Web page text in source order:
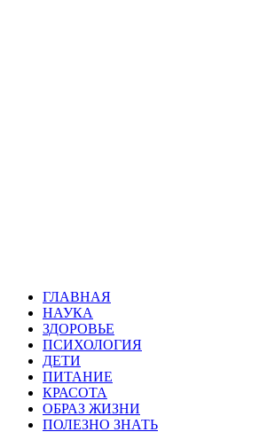
ГЛАВНАЯ
НАУКА
ЗДОРОВЬЕ
ПСИХОЛОГИЯ
ДЕТИ
ПИТАНИЕ
КРАСОТА
ОБРАЗ ЖИЗНИ
ПОЛЕЗНО ЗНАТЬ